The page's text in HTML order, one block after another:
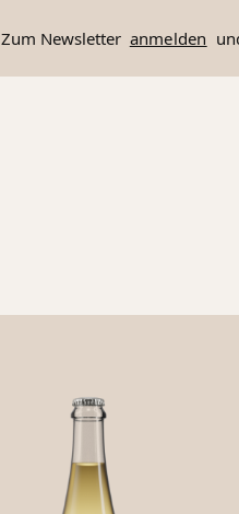
Zum Newsletter anmelden